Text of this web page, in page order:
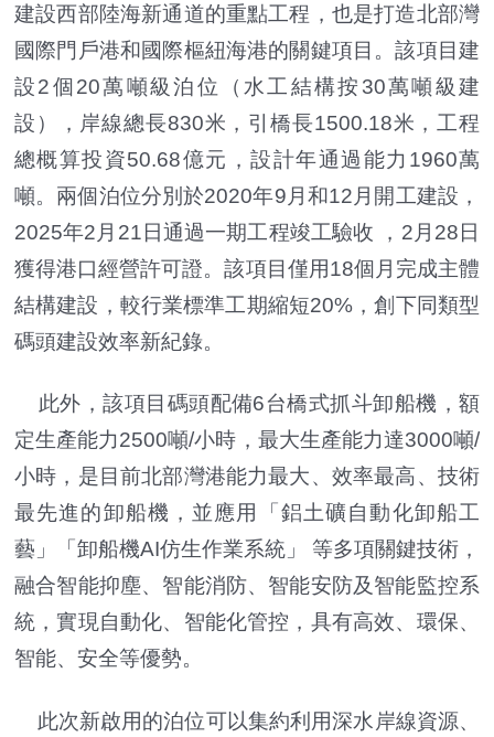
建設西部陸海新通道的重點工程，也是打造北部灣
國際門戶港和國際樞紐海港的關鍵項目。該項目建
設2個20萬噸級泊位（水工結構按30萬噸級建
設），岸線總長830米，引橋長1500.18米，工程
總概算投資50.68億元，設計年通過能力1960萬
噸。兩個泊位分別於2020年9月和12月開工建設，
2025年2月21日通過一期工程竣工驗收 ，2月28日
獲得港口經營許可證。該項目僅用18個月完成主體
結構建設，較行業標準工期縮短20%，創下同類型
碼頭建設效率新紀錄。
此外，該項目碼頭配備6台橋式抓斗卸船機，額
定生產能力2500噸/小時，最大生產能力達3000噸/
小時，是目前北部灣港能力最大、效率最高、技術
最先進的卸船機，並應用「鋁土礦自動化卸船工
藝」「卸船機AI仿生作業系統」 等多項關鍵技術，
融合智能抑塵、智能消防、智能安防及智能監控系
統，實現自動化、智能化管控，具有高效、環保、
智能、安全等優勢。
此次新啟用的泊位可以集約利用深水岸線資源、